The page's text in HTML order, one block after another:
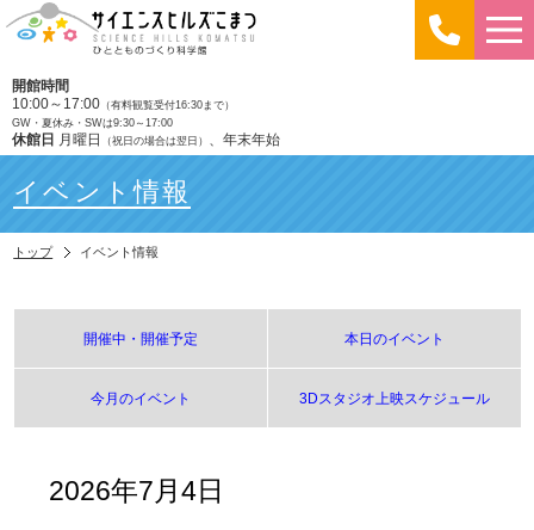
開館時間
10:00～17:00 （有料観覧受付16:30まで）
GW・夏休み・SWは9:30～17:00
休館日 月曜日 （祝日の場合は翌日） 、年末年始
イベント情報
トップ イベント情報
開催中・開催予定 本日のイベント
今月のイベント 3Dスタジオ上映スケジュール
2026年7月4日